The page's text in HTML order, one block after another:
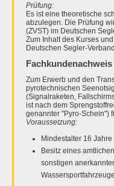
Prüfung:
Es ist eine theoretische
abzulegen. Die Prüfung
(ZVST) im Deutschen
Zum Inhalt des Kurses
Deutschen Segler-
Zum Erwerb und den
pyrotechnischen
(Signalraketen,
ist nach dem
genannter "Pyro-Schein")
Voraussetzung:
Mindestalter 16 Jahre
Besitz eines
sonstigen